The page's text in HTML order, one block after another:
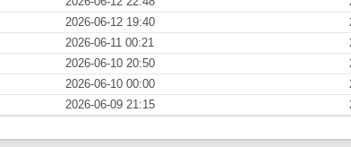
2026-06-12 19:40
2026-06-11 00:21
2026-06-10 20:50
2026-06-10 00:00
2026-06-09 21:15